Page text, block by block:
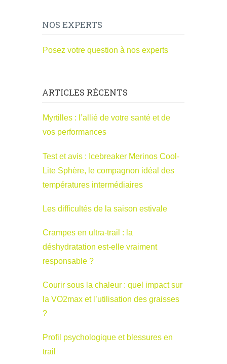
NOS EXPERTS
Posez votre question à nos experts
ARTICLES RÉCENTS
Myrtilles : l’allié de votre santé et de
vos performances
Test et avis : Icebreaker Merinos Cool-
Lite Sphère, le compagnon idéal des
températures intermédiaires
Les difficultés de la saison estivale
Crampes en ultra-trail : la
déshydratation est-elle vraiment
responsable ?
Courir sous la chaleur : quel impact sur
la VO2max et l’utilisation des graisses
?
Profil psychologique et blessures en
trail